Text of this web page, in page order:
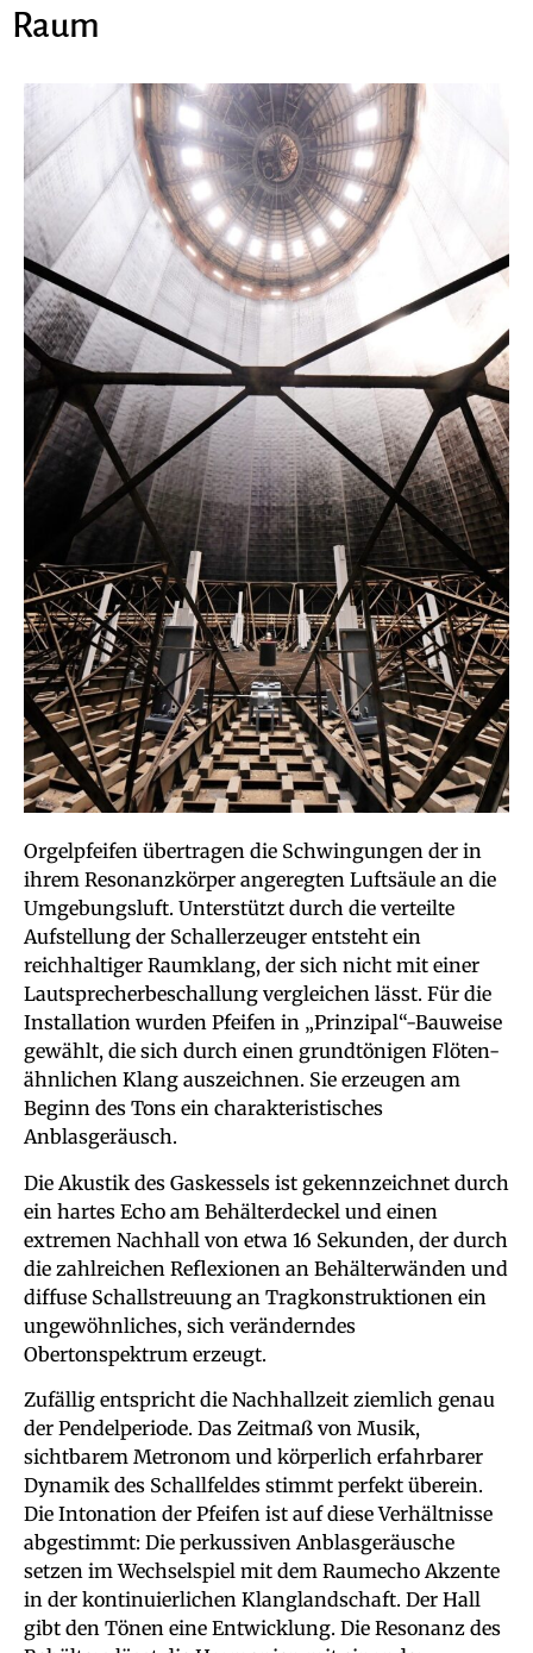
Raum
Orgelpfeifen übertragen die Schwingungen der in
ihrem Resonanzkörper angeregten Luftsäule an die
Umgebungsluft. Unterstützt durch die verteilte
Aufstellung der Schallerzeuger entsteht ein
reichhaltiger Raumklang, der sich nicht mit einer
Lautsprecherbeschallung vergleichen lässt. Für die
Installation wurden Pfeifen in „Prinzipal“-Bauweise
gewählt, die sich durch einen grundtönigen Flöten-
ähnlichen Klang auszeichnen. Sie erzeugen am
Beginn des Tons ein charakteristisches
Anblasgeräusch.
Die Akustik des Gaskessels ist gekennzeichnet durch
ein hartes Echo am Behälterdeckel und einen
extremen Nachhall von etwa 16 Sekunden, der durch
die zahlreichen Reflexionen an Behälterwänden und
diffuse Schallstreuung an Tragkonstruktionen ein
ungewöhnliches, sich veränderndes
Obertonspektrum erzeugt.
Zufällig entspricht die Nachhallzeit ziemlich genau
der Pendelperiode. Das Zeitmaß von Musik,
sichtbarem Metronom und körperlich erfahrbarer
Dynamik des Schallfeldes stimmt perfekt überein.
Die Intonation der Pfeifen ist auf diese Verhältnisse
abgestimmt: Die perkussiven Anblasgeräusche
setzen im Wechselspiel mit dem Raumecho Akzente
in der kontinuierlichen Klanglandschaft. Der Hall
gibt den Tönen eine Entwicklung. Die Resonanz des